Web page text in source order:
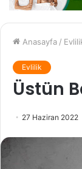
Anasayfa /
Evlilik
Üstün
27 Haziran 2022